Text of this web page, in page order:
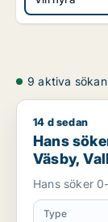
9 aktiva
Hans söker
14 d sedan
Hans
Väsby,
Hans söker
Type